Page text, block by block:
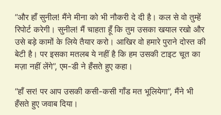
“और हाँ सुनील! मैंने मीना को भी नौकरी दे दी है। कल से वो तुम्हें
रिपोर्ट करेगी। सुनील! मैं चाहता हूँ कि तुम उसका खयाल रखो और
उसे बड़े कामों के लिये तैयार करो। आखिर वो हमारे पुराने दोस्त की
बेटी है। पर इसका मतलब ये नहीं है कि हम उसकी टाइट चूत का
मज़ा नहीं लेंगे”, एम-डी ने हँसते हुए कहा।
“हाँ सर! पर आप उसकी कसी-कसी गाँड मत भूलियेगा”, मैंने भी
हँसते हुए जवाब दिया।